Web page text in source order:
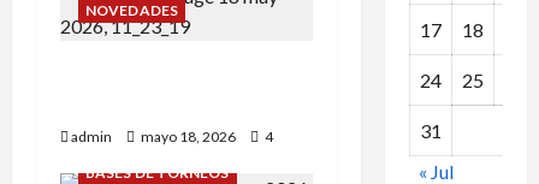
NOVEDADES
admin mayo 18, 2026
4
BASES DE TORNEOS
17 18
24 25
31
« Jul